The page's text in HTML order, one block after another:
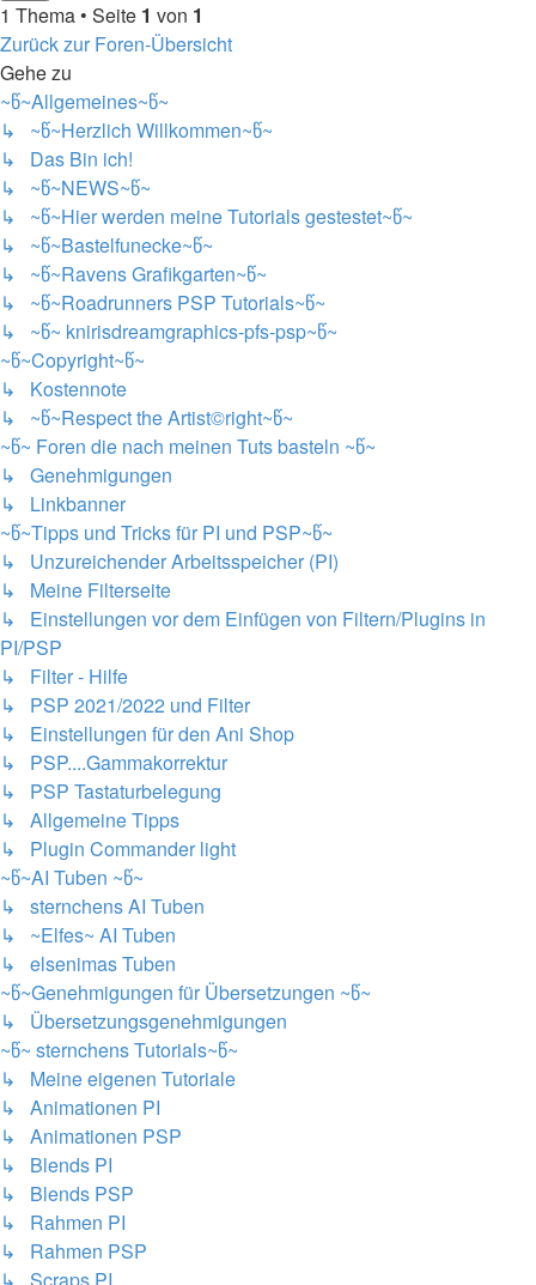
1 Thema • Seite 1 von 1
Zurück zur Foren-Übersicht
Gehe zu
~წ~Allgemeines~წ~
↳ ~წ~Herzlich Willkommen~წ~
↳ Das Bin ich!
↳ ~წ~NEWS~წ~
↳ ~წ~Hier werden meine Tutorials gestestet~წ~
↳ ~წ~Bastelfunecke~წ~
↳ ~წ~Ravens Grafikgarten~წ~
↳ ~წ~Roadrunners PSP Tutorials~წ~
↳ ~წ~ knirisdreamgraphics-pfs-psp~წ~
~წ~Copyright~წ~
↳ Kostennote
↳ ~წ~Respect the Artist©right~წ~
~წ~ Foren die nach meinen Tuts basteln ~წ~
↳ Genehmigungen
↳ Linkbanner
~წ~Tipps und Tricks für PI und PSP~წ~
↳ Unzureichender Arbeitsspeicher (PI)
↳ Meine Filterseite
↳ Einstellungen vor dem Einfügen von Filtern/Plugins in
PI/PSP
↳ Filter - Hilfe
↳ PSP 2021/2022 und Filter
↳ Einstellungen für den Ani Shop
↳ PSP....Gammakorrektur
↳ PSP Tastaturbelegung
↳ Allgemeine Tipps
↳ Plugin Commander light
~წ~AI Tuben ~წ~
↳ sternchens AI Tuben
↳ ~Elfes~ AI Tuben
↳ elsenimas Tuben
~წ~Genehmigungen für Übersetzungen ~წ~
↳ Übersetzungsgenehmigungen
~წ~ sternchens Tutorials~წ~
↳ Meine eigenen Tutoriale
↳ Animationen PI
↳ Animationen PSP
↳ Blends PI
↳ Blends PSP
↳ Rahmen PI
↳ Rahmen PSP